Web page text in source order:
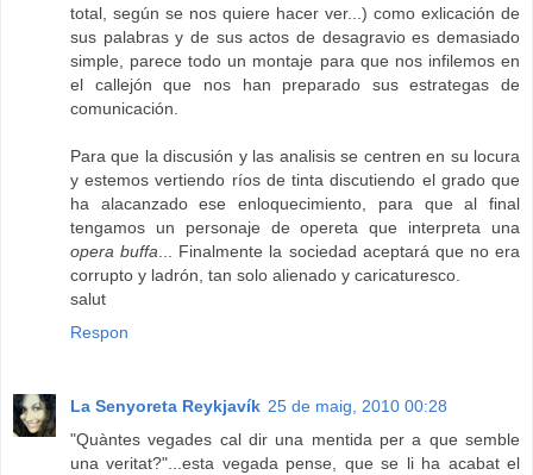
total, según se nos quiere hacer ver...) como exlicación de
sus palabras y de sus actos de desagravio es demasiado
simple, parece todo un montaje para que nos infilemos en
el callejón que nos han preparado sus estrategas de
comunicación.
Para que la discusión y las analisis se centren en su locura
y estemos vertiendo ríos de tinta discutiendo el grado que
ha alacanzado ese enloquecimiento, para que al final
tengamos un personaje de opereta que interpreta una
opera buffa ... Finalmente la sociedad aceptará que no era
corrupto y ladrón, tan solo alienado y caricaturesco.
salut
Respon
La Senyoreta Reykjavík 25 de maig, 2010 00:28
"Quàntes vegades cal dir una mentida per a que semble
una veritat?"...esta vegada pense, que se li ha acabat el